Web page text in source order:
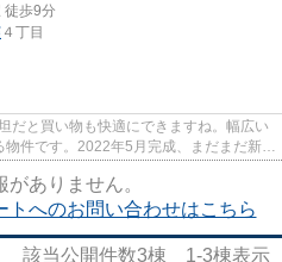
徒歩9分
４丁目
だと買い物も快適にできますね。幅広い
件です。2022年5月完成、まだまだ新し
ありません。
へのお問い合わせはこちら
該当公開件数3棟 1-3棟表示